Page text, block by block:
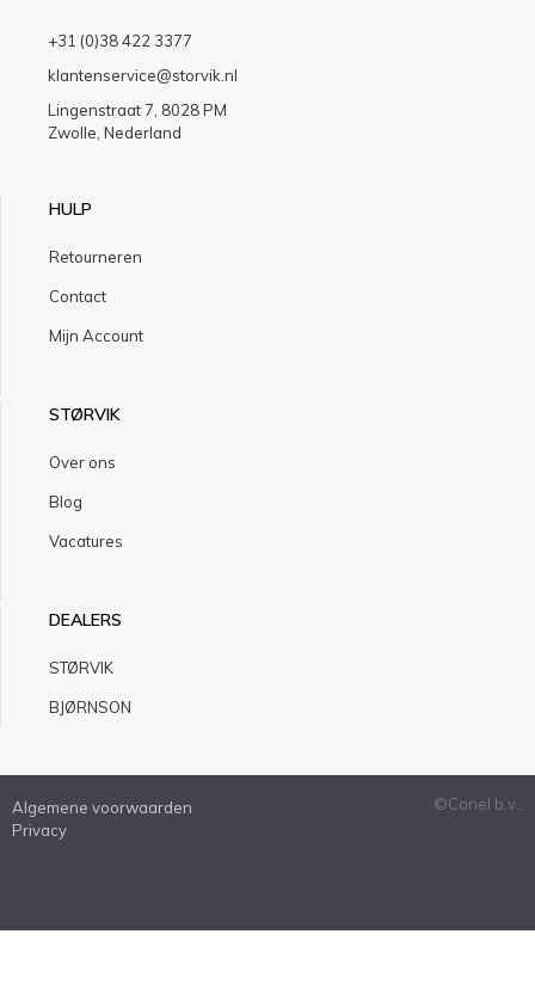
+31 (0)38 422 3377
klantenservice@storvik.nl
Lingenstraat 7, 8028 PM
Zwolle, Nederland
HULP
Retourneren
Contact
Mijn Account
STØRVIK
Over ons
Blog
Vacatures
DEALERS
STØRVIK
BJØRNSON
Algemene voorwaarden
Privacy
©Conel b.v..